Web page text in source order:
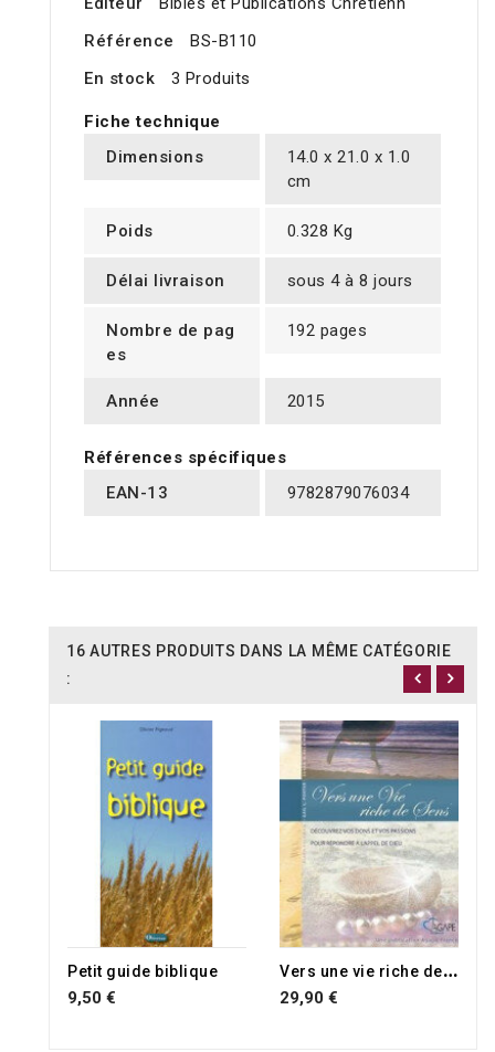
Référence
BS-B110
En stock
3 Produits
Fiche technique
Dimensions
14.0 x 21.0 x 1.0
cm
Poids 0.328 Kg
Délai livraison sous 4 à 8 jours
Nombre de pag
es
192 pages
Année 2015
Références spécifiques
EAN-13
9782879076034
16 AUTRES PRODUITS DANS LA MÊME CATÉGORIE
:
Petit guide biblique
9,50 €
V
ers une vie riche de sens
29,90 €